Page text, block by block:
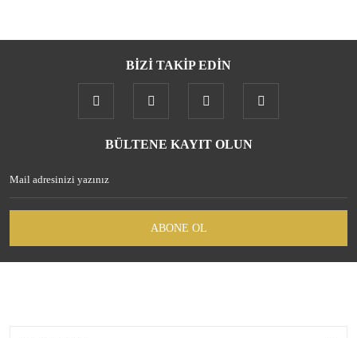
BİZİ TAKİP EDİN
BÜLTENE KAYIT OLUN
ABONE OL